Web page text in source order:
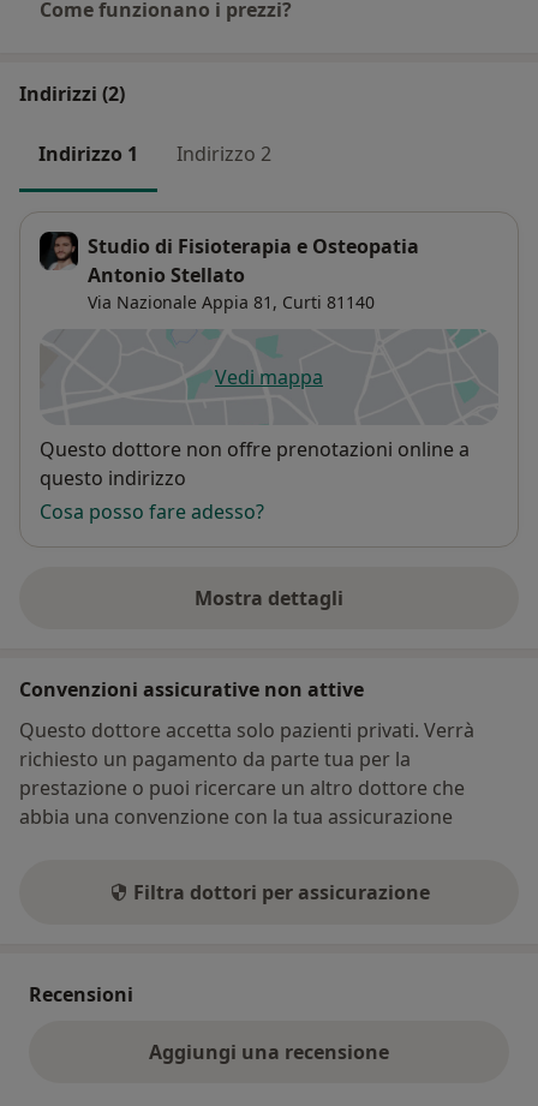
Come funzionano i prezzi?
Indirizzi (2)
Indirizzo 1 Indirizzo 2
Studio di Fisioterapia e Osteopatia
Antonio Stellato
Via Nazionale Appia 81, Curti 81140
Vedi mappasi apre in una nuova scheda
Disponibilità
Questo dottore non offre prenotazioni online a
questo indirizzo
Cosa posso fare adesso?
Mostra dettagli
sull'indirizzo
Convenzioni assicurative non attive
Questo dottore accetta solo pazienti privati. Verrà
richiesto un pagamento da parte tua per la
prestazione o puoi ricercare un altro dottore che
abbia una convenzione con la tua assicurazione
Filtra dottori per assicurazione
Recensioni
Aggiungi una recensione